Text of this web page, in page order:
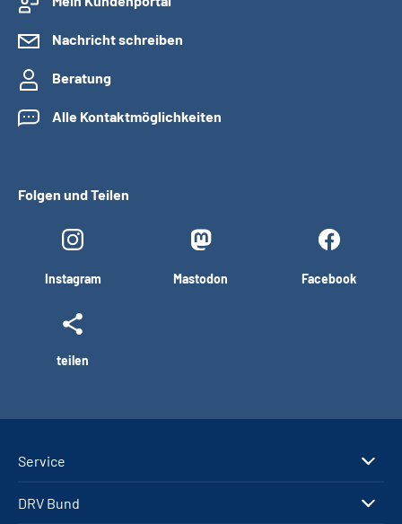
Nachricht schreiben
Beratung
Alle Kontaktmöglichkeiten
Folgen und Teilen
Instagram Mastodon Facebook
teilen
Service
DRV Bund